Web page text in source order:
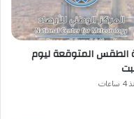
الطقس المتوقعة ليوم